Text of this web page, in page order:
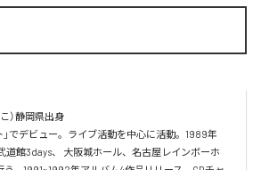
）静岡県出身
」でデビュー。ライブ活動を中心に活動。1989年
道館3days、 大阪城ホール、名古屋レインボーホ